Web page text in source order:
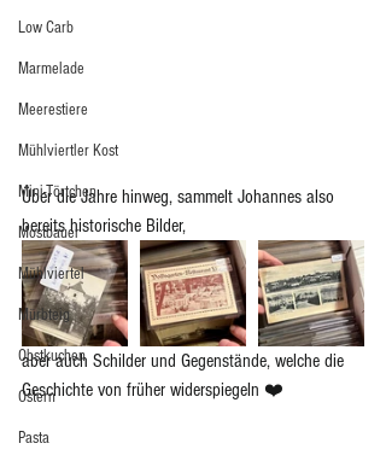
Low Carb
Marmelade
Meerestiere
Mühlviertler Kost
Mini-Törtchen
Mostbauer
Mühlviertel
Mürbteig
Obstkuchen
Ostern
Pasta
Über die Jahre hinweg, sammelt Johannes also
bereits historische Bilder,
aber auch Schilder und Gegenstände, welche die
Geschichte von früher widerspiegeln ❤️